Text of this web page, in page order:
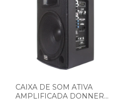
CAIXA DE SOM ATIVA
AMPLIFICADA DONNER